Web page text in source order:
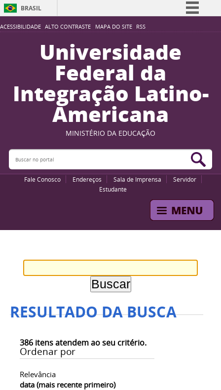
ACESSIBILIDADE ALTO CONTRASTE MAPA DO SITE RSS
BRASIL
Simplifique!
Participe
Acesso à informação
Legislação
Canais
Universidade
Federal da
Integração Latino-
Americana
MINISTÉRIO DA EDUCAÇÃO
Buscar no portal
Fale Conosco Endereços Sala de Imprensa
Servidor
Estudante
RESULTADO DA BUSCA
386 itens atendem ao seu critério.
Ordenar por
Relevância
data (mais recente primeiro)